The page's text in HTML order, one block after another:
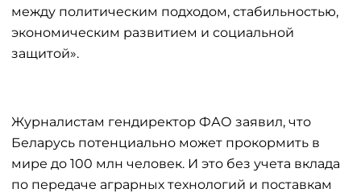
между политическим подходом, стабильностью,
экономическим развитием и социальной
защитой».
Журналистам гендиректор ФАО заявил, что
Беларусь потенциально может прокормить в
мире до 100 млн человек. И это без учета вклада
по передаче аграрных технологий и поставкам